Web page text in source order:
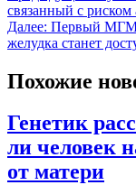
связанный с
Далее: Первый
желудка станет
Похожие
Генетик
ли человек
от матери